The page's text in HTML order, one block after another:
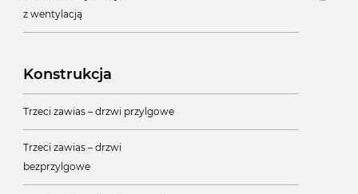
z wentylacją
Konstrukcja
Trzeci zawias – drzwi przylgowe
Trzeci zawias – drzwi
bezprzylgowe